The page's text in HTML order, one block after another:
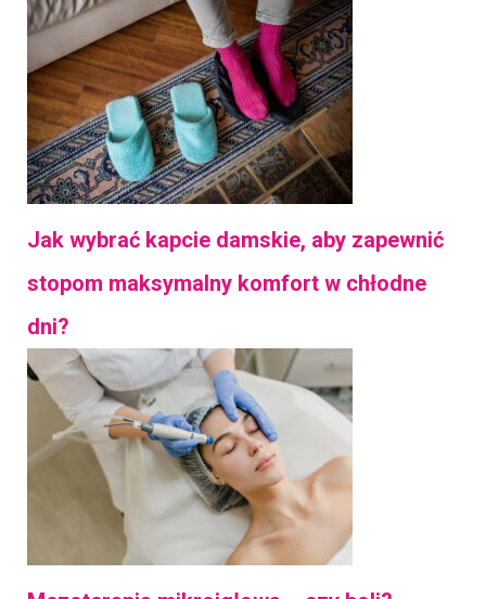
Jak wybrać kapcie damskie, aby zapewnić
stopom maksymalny komfort w chłodne
dni?